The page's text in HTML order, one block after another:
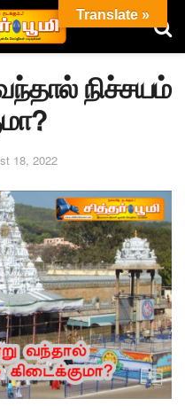
நிச்சயம்
18, 2022
Translate »